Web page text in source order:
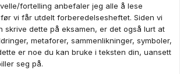
fortelling anbefaler jeg alle å lese
vi får utdelt forberedelsesheftet. Siden vi
skrive dette på eksamen, er det også lurt at
metaforer, sammenlikninger, symboler,
er noe du kan bruke i teksten din, uansett
seg på.